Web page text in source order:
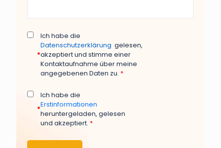
*
Ich habe die
Datenschutzerklärung gelesen,
akzeptiert und stimme einer
Kontaktaufnahme über meine
angegebenen Daten zu. *
*
Ich habe die
Erstinformationen
heruntergeladen, gelesen
und akzeptiert. *